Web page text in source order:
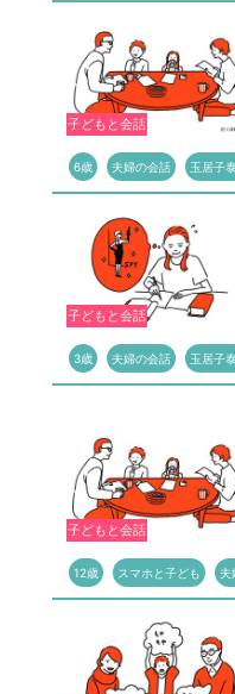
子どもと会話
6歳 夫婦の会話 玉居子
子どもと会話
3歳 夫婦の会話 玉居子
子どもと会話
12歳 スマホと子ども 夫